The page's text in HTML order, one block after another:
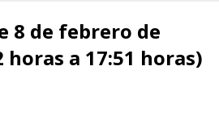
8 de febrero de
horas a 17:51 horas)